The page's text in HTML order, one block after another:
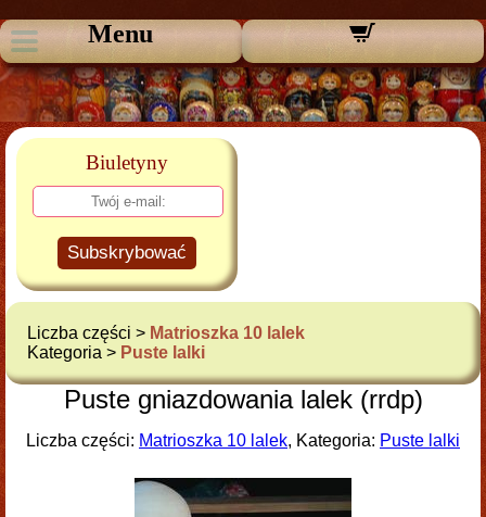
Menu
Biuletyny
Subskrybować
Liczba części > Matrioszka 10 lalek
Kategoria > Puste lalki
Puste gniazdowania lalek (rrdp)
Liczba części: Matrioszka 10 lalek, Kategoria: Puste lalki